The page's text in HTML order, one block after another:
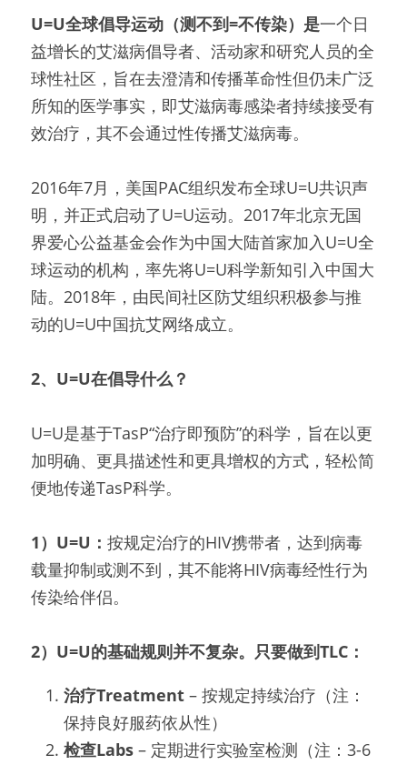
U=U全球倡导运动（测不到=不传染）是一个日
益增长的艾滋病倡导者、活动家和研究人员的全
球性社区，旨在去澄清和传播革命性但仍未广泛
所知的医学事实，即艾滋病毒感染者持续接受有
效治疗，其不会通过性传播艾滋病毒。
2016年7月，美国PAC组织发布全球U=U共识声
明，并正式启动了U=U运动。2017年北京无国
界爱心公益基金会作为中国大陆首家加入U=U全
球运动的机构，率先将U=U科学新知引入中国大
陆。2018年，由民间社区防艾组织积极参与推
动的U=U中国抗艾网络成立。
2、U=U在倡导什么？
U=U是基于TasP“治疗即预防”的科学，旨在以更
加明确、更具描述性和更具增权的方式，轻松简
便地传递TasP科学。
1）U=U： 按规定治疗的HIV携带者，达到病毒
载量抑制或测不到，其不能将HIV病毒经性行为
传染给伴侣。
2）U=U的基础规则并不复杂。只要做到TLC：
治疗Treatment – 按规定持续治疗（注：
保持良好服药依从性）
检查Labs – 定期进行实验室检测（注：3-6